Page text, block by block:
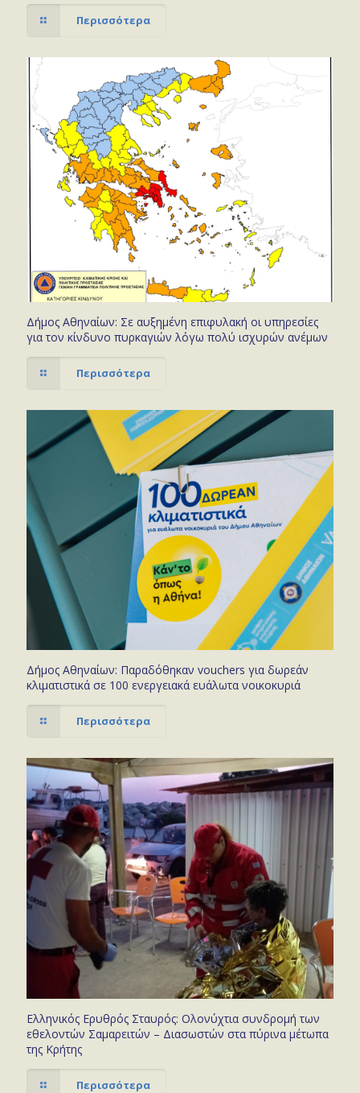
Περισσότερα
Δήμος Αθηναίων: Σε αυξημένη επιφυλακή οι υπηρεσίες
για τον κίνδυνο πυρκαγιών λόγω πολύ ισχυρών ανέμων
Περισσότερα
Δήμος Αθηναίων: Παραδόθηκαν vouchers για δωρεάν
κλιματιστικά σε 100 ενεργειακά ευάλωτα νοικοκυριά
Περισσότερα
Ελληνικός Ερυθρός Σταυρός: Ολονύχτια συνδρομή των
εθελοντών Σαμαρειτών – Διασωστών στα πύρινα μέτωπα
της Κρήτης
Περισσότερα